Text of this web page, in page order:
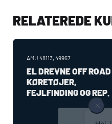
RELATEREDE
AMU 48113, 49967
EL DREVNE OFF ROAD
KØRETØJER,
FEJLFINDING OG REP.